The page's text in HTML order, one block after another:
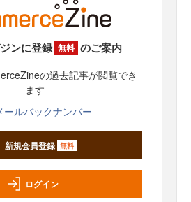
ンに登録 無料 のご案内
の過去記事が閲覧でき
ます
ールバックナンバー
新規会員登録 無料
ログイン